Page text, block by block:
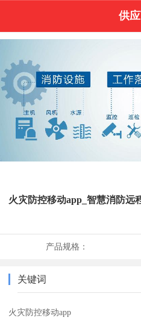
供
火灾防控移动app_智慧消防远
产品规格：
关键词
火灾防控移动app